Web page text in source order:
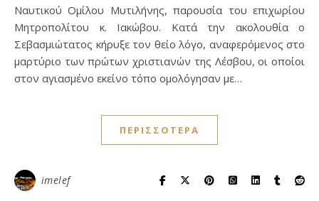
Ναυτικού Ομίλου Μυτιλήνης, παρουσία του επιχωρίου
Μητροπολίτου κ. Ιακώβου. Κατά την ακολουθία ο
Σεβασμιώτατος κήρυξε τον θείο λόγο, αναφερόμενος στο
μαρτύριο των πρώτων χριστιανών της Λέσβου, οι οποίοι
στον αγιασμένο εκείνο τόπο ομολόγησαν με…
ΠΕΡΙΣΣΌΤΕΡΑ
imelef